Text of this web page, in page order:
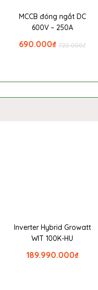
MCCB đóng ngắt DC
600V – 250A
₫
720.000
₫
690.000
Inverter Hybrid Growatt
WIT 100K-HU
₫
189.990.000